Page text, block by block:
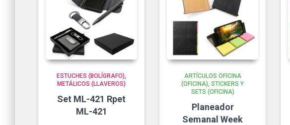
ESTUCHES (BOLÍGRAFO)
METÁLICOS (LLAVEROS)
Set ML-421 Rpet
ML-421
ARTÍCULOS OFICINA
(OFICINA) STICKERS Y
SETS (OFICINA)
Planeador
Semanal Week